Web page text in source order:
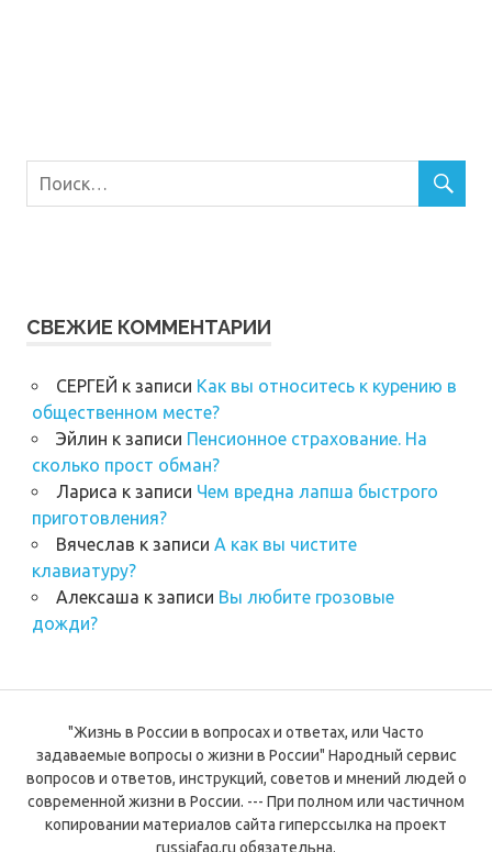
СВЕЖИЕ КОММЕНТАРИИ
СЕРГЕЙ к записи Как вы относитесь к курению в
общественном месте?
Эйлин к записи Пенсионное страхование. На
сколько прост обман?
Лариса к записи Чем вредна лапша быстрого
приготовления?
Вячеслав к записи А как вы чистите
клавиатуру?
Алексаша к записи Вы любите грозовые
дожди?
"Жизнь в России в вопросах и ответах, или Часто
задаваемые вопросы о жизни в России" Народный сервис
вопросов и ответов, инструкций, советов и мнений людей о
современной жизни в России. --- При полном или частичном
копировании материалов сайта гиперссылка на проект
russiafaq.ru обязательна.